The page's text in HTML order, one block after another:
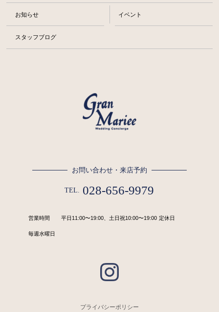
お知らせ イベント
スタッフブログ
お問い合わせ・来店予約
TEL. 028-656-9979
営業時間 平日11:00〜19:00、土日祝10:00〜19:00 定休日
毎週水曜日
プライバシーポリシー